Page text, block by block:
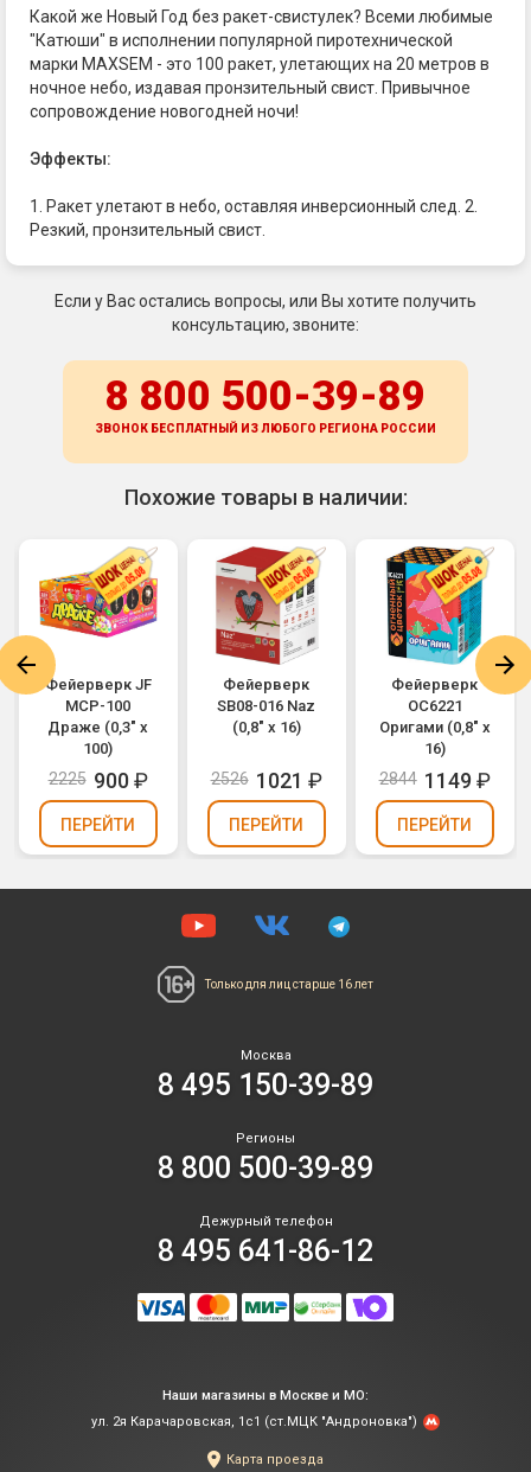
Какой же Новый Год без ракет-свистулек? Всеми любимые
"Катюши" в исполнении популярной пиротехнической
марки MAXSEM - это 100 ракет, улетающих на 20 метров в
ночное небо, издавая пронзительный свист. Привычное
сопровождение новогодней ночи!
Эффекты:
1. Ракет улетают в небо, оставляя инверсионный след. 2.
Резкий, пронзительный свист.
Если у Вас остались вопросы, или Вы хотите получить
консультацию, звоните:
8 800 500-39-89
ЗВОНОК БЕСПЛАТНЫЙ ИЗ ЛЮБОГО РЕГИОНА РОССИИ
Похожие товары в наличии:
Фейерверк JF
MCP-100
Драже (0,3" х
100)
2225 900₽
ПЕРЕЙТИ
Фейерверк
SB08-016 Naz
(0,8" х 16)
2526 1021 ₽
ПЕРЕЙТИ
Фейерверк
ОС6221
Оригами (0,8" х
16)
2844 1149₽
ПЕРЕЙТИ
Только для лицстарше 16 лет
Москва
8 495 150-39-89
Регионы
8 800 500-39-89
Дежурный телефон
8 495 641-86-12
Наши магазины в Москве и МО:
ул. 2я Карачаровская, 1с1 (ст.МЦК "Андроновка")
Карта проезда